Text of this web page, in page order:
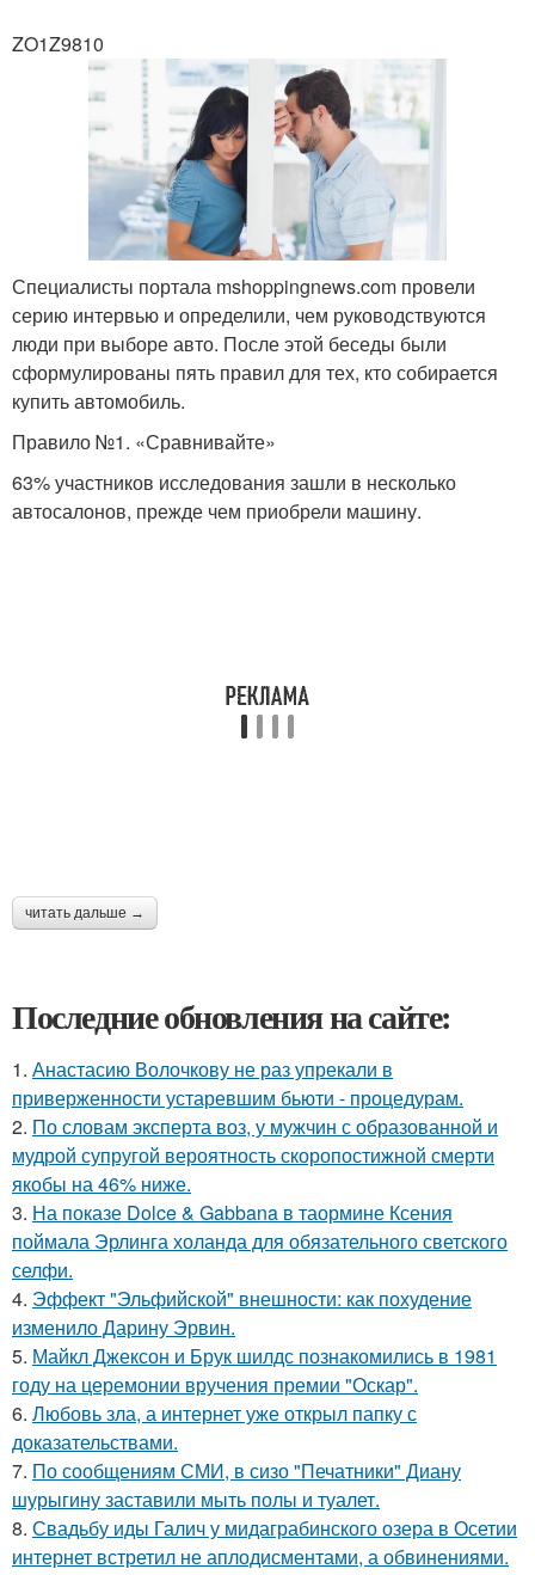
ZO1Z9810
Специалисты портала mshoppingnews.com провели
серию интервью и определили, чем руководствуются
люди при выборе авто. После этой беседы были
сформулированы пять правил для тех, кто собирается
купить автомобиль.
Правило №1. «Сравнивайте»
63% участников исследования зашли в несколько
автосалонов, прежде чем приобрели машину.
читать дальше →
Последние обновления на сайте:
1. Анастасию Волочкову не раз упрекали в
приверженности устаревшим бьюти - процедурам.
2. По словам эксперта воз, у мужчин с образованной и
мудрой супругой вероятность скоропостижной смерти
якобы на 46% ниже.
3. На показе Dolce & Gabbana в таормине Ксения
поймала Эрлинга холанда для обязательного светского
селфи.
4. Эффект "Эльфийской" внешности: как похудение
изменило Дарину Эрвин.
5. Майкл Джексон и Брук шилдс познакомились в 1981
году на церемонии вручения премии "Оскар".
6. Любовь зла, а интернет уже открыл папку с
доказательствами.
7. По сообщениям СМИ, в сизо "Печатники" Диану
шурыгину заставили мыть полы и туалет.
8. Свадьбу иды Галич у мидаграбинского озера в Осетии
интернет встретил не аплодисментами, а обвинениями.